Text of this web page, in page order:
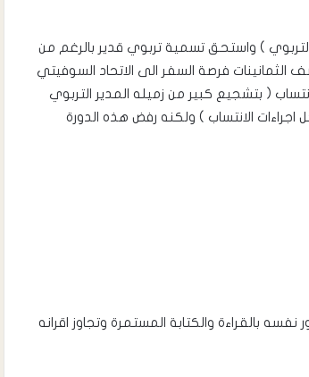
) واستحق تسمية تربوي قدير بالرغم من
فرصة السفر الى الاتحاد السوفيتي
( بتشجيع كبير من زميله المدير التربوي
الانتساب ) ولكنه رفض هذه الدورة
بالقراءة والكتابة المستمرة وتجاوز اقرانه